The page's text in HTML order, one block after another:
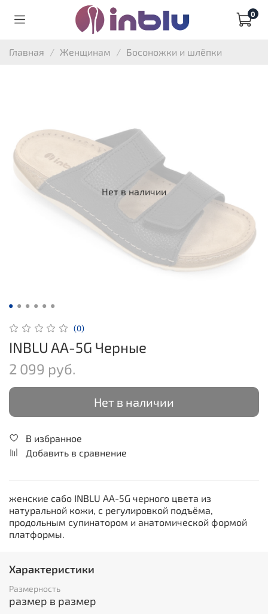
0
Главная Женщинам Босоножки и шлёпки
Нет в наличии
(0)
INBLU AA-5G Черные
2 099 руб.
Нет в наличии
В избранное
Добавить в сравнение
женские сабо INBLU AA-5G черного цвета из
натуральной кожи, с регулировкой подъёма,
продольным супинатором и анатомической формой
платформы.
Характеристики
Размерность
размер в размер